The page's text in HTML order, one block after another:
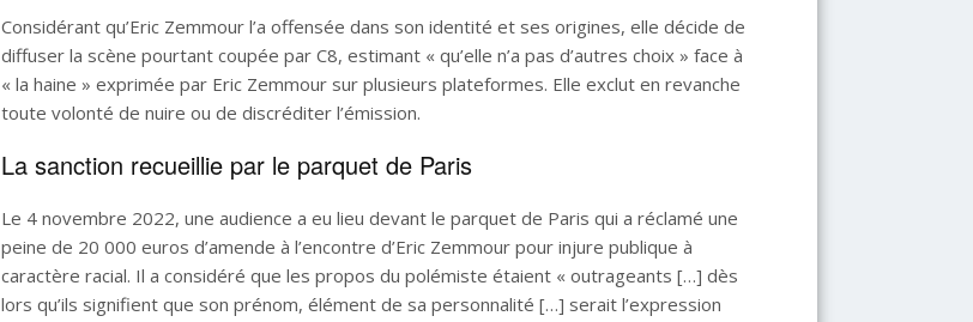
Considérant qu’Eric Zemmour l’a offensée dans son identité et ses origines, elle décide de
diffuser la scène pourtant coupée par C8, estimant « qu’elle n’a pas d’autres choix » face à
« la haine » exprimée par Eric Zemmour sur plusieurs plateformes. Elle exclut en revanche
toute volonté de nuire ou de discréditer l’émission.
La sanction recueillie par le parquet de Paris
Le 4 novembre 2022, une audience a eu lieu devant le parquet de Paris qui a réclamé une
peine de 20 000 euros d’amende à l’encontre d’Eric Zemmour pour injure publique à
caractère racial. Il a considéré que les propos du polémiste étaient « outrageants […] dès
lors qu’ils signifient que son prénom, élément de sa personnalité […] serait l’expression